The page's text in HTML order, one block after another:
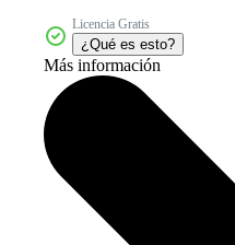
Licencia Gratis
¿Qué es esto?
Más información